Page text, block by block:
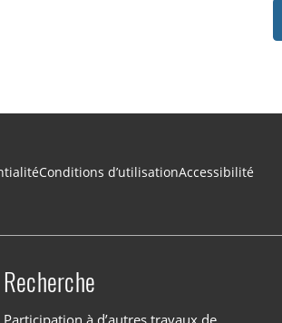
Conditions d’utilisationAccessibilité
Recherche